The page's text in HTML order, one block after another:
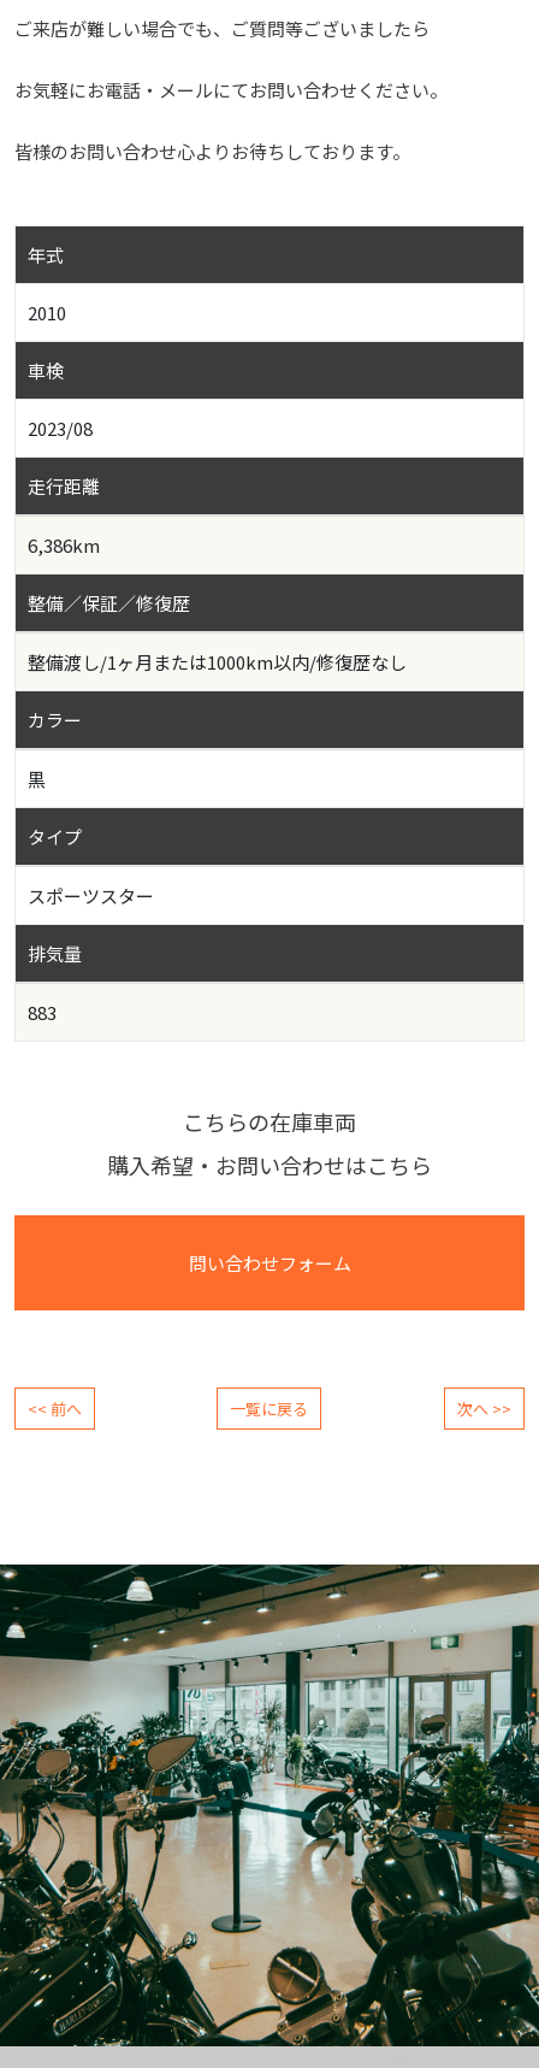
ご来店が難しい場合でも、ご質問等ございましたら
お気軽にお電話・メールにてお問い合わせください。
皆様のお問い合わせ心よりお待ちしております。
年式
2010
車検
2023/08
走行距離
6,386km
整備／保証／修復歴
整備渡し/1ヶ月または1000km以内/修復歴なし
カラー
黒
タイプ
スポーツスター
排気量
883
こちらの在庫車両
購入希望・お問い合わせはこちら
問い合わせフォーム
<< 前へ 一覧に戻る 次へ >>